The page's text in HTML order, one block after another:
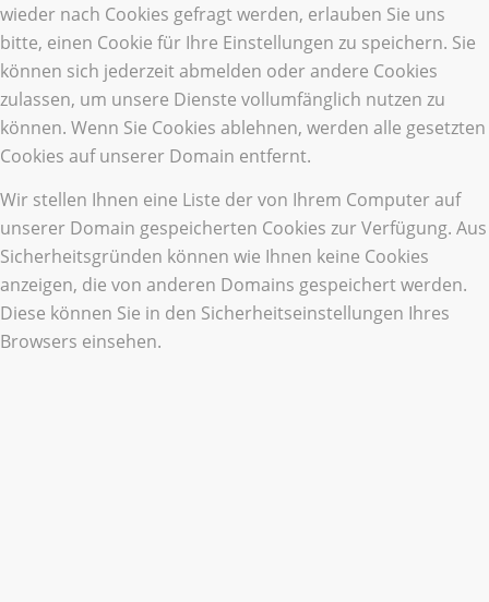
wieder nach Cookies gefragt werden, erlauben Sie uns
bitte, einen Cookie für Ihre Einstellungen zu speichern. Sie
können sich jederzeit abmelden oder andere Cookies
zulassen, um unsere Dienste vollumfänglich nutzen zu
können. Wenn Sie Cookies ablehnen, werden alle gesetzten
Cookies auf unserer Domain entfernt.
Wir stellen Ihnen eine Liste der von Ihrem Computer auf
unserer Domain gespeicherten Cookies zur Verfügung. Aus
Sicherheitsgründen können wie Ihnen keine Cookies
anzeigen, die von anderen Domains gespeichert werden.
Diese können Sie in den Sicherheitseinstellungen Ihres
Browsers einsehen.